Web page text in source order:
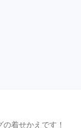
着せかえです！